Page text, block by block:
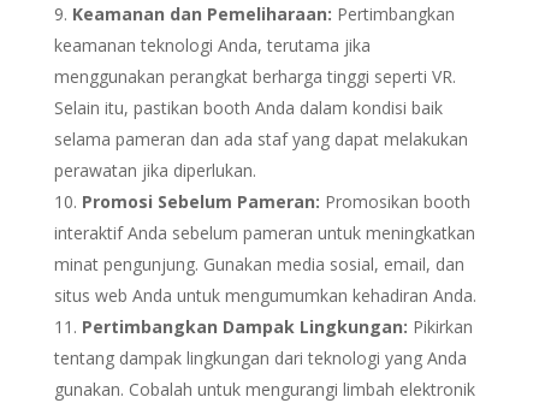
Keamanan dan Pemeliharaan: Pertimbangkan
keamanan teknologi Anda, terutama jika
menggunakan perangkat berharga tinggi seperti VR.
Selain itu, pastikan booth Anda dalam kondisi baik
selama pameran dan ada staf yang dapat melakukan
perawatan jika diperlukan.
Promosi Sebelum Pameran: Promosikan booth
interaktif Anda sebelum pameran untuk meningkatkan
minat pengunjung. Gunakan media sosial, email, dan
situs web Anda untuk mengumumkan kehadiran Anda.
Pertimbangkan Dampak Lingkungan: Pikirkan
tentang dampak lingkungan dari teknologi yang Anda
gunakan. Cobalah untuk mengurangi limbah elektronik